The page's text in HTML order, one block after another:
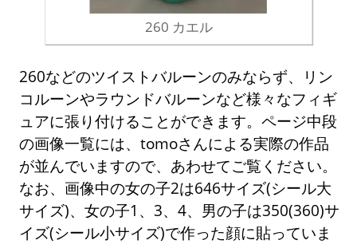
260 カエル
260などのツイストバルーンのみならず、リン
コルーンやラウンドバルーンなど様々なフィギ
ュアに張り付けることができます。ページ中段
の画像一覧には、tomoさんによる実際の作品
が並んでいますので、あわせてご覧ください。
なお、画像中の女の子2は646サイズ(シール大
サイズ)、女の子1、3、4、男の子は350(360)サ
イズ(シール小サイズ)で作った顔に貼っていま